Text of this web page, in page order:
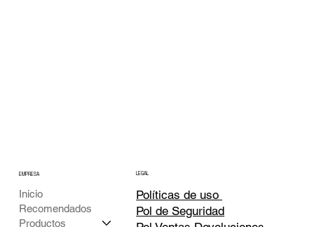
EMPRESA
Inicio
Recomendados
Productos
LEGAL
Políticas de uso
Pol de Seguridad